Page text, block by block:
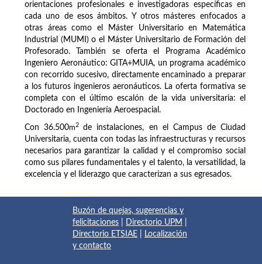
orientaciones profesionales e investigadoras específicas en
cada uno de esos ámbitos. Y otros másteres enfocados a
otras áreas como el Máster Universitario en Matemática
Industrial (MUMI) o el Máster Universitario de Formación del
Profesorado. También se oferta el Programa Académico
Ingeniero Aeronáutico: GITA+MUIA, un programa académico
con recorrido sucesivo, directamente encaminado a preparar
a los futuros ingenieros aeronáuticos. La oferta formativa se
completa con el último escalón de la vida universitaria: el
Doctorado en Ingeniería Aeroespacial.
Con 36.500m2
de instalaciones, en el Campus de Ciudad
Universitaria, cuenta con todas las infraestructuras y recursos
necesarios para garantizar la calidad y el compromiso social
como sus pilares fundamentales y el talento, la versatilidad, la
excelencia y el liderazgo que caracterizan a sus egresados.
Buzón de quejas, sugerencias y
felicitaciones
Directorio UPM
Directorio ETSIAE
Localización
y contacto